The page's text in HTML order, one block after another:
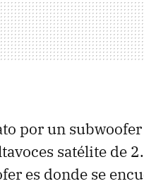
por un subwoofer
satélite de
es donde se